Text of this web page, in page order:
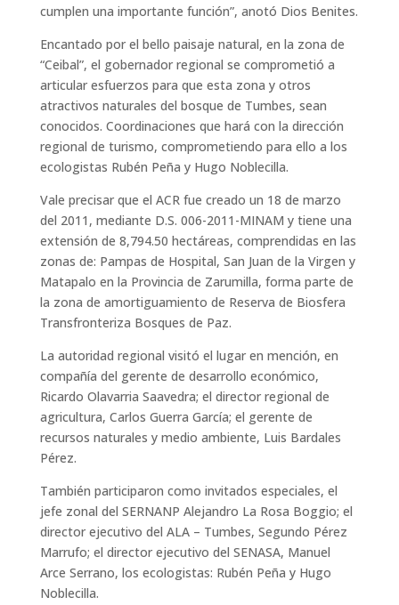
cumplen una importante función”, anotó Dios Benites.
Encantado por el bello paisaje natural, en la zona de
“Ceibal”, el gobernador regional se comprometió a
articular esfuerzos para que esta zona y otros
atractivos naturales del bosque de Tumbes, sean
conocidos. Coordinaciones que hará con la dirección
regional de turismo, comprometiendo para ello a los
ecologistas Rubén Peña y Hugo Noblecilla.
Vale precisar que el ACR fue creado un 18 de marzo
del 2011, mediante D.S. 006-2011-MINAM y tiene una
extensión de 8,794.50 hectáreas, comprendidas en las
zonas de: Pampas de Hospital, San Juan de la Virgen y
Matapalo en la Provincia de Zarumilla, forma parte de
la zona de amortiguamiento de Reserva de Biosfera
Transfronteriza Bosques de Paz.
La autoridad regional visitó el lugar en mención, en
compañía del gerente de desarrollo económico,
Ricardo Olavarria Saavedra; el director regional de
agricultura, Carlos Guerra García; el gerente de
recursos naturales y medio ambiente, Luis Bardales
Pérez.
También participaron como invitados especiales, el
jefe zonal del SERNANP Alejandro La Rosa Boggio; el
director ejecutivo del ALA – Tumbes, Segundo Pérez
Marrufo; el director ejecutivo del SENASA, Manuel
Arce Serrano, los ecologistas: Rubén Peña y Hugo
Noblecilla.